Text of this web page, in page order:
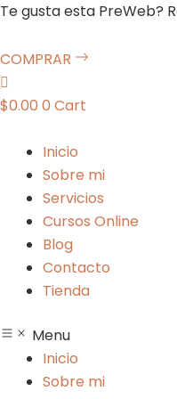
Ir
contenido
Te gusta esta PreWeb?
COMPRAR
$0.00 0 Cart
Inicio
Sobre mi
Servicios
Cursos Online
Blog
Contacto
Tienda
Menu
Inicio
Sobre mi